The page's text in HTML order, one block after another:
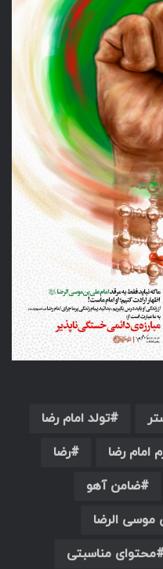
تولد امام رضا
امام رضا
رضا
ضامن آهو
موسی الرضا
محتوای مناسبتی